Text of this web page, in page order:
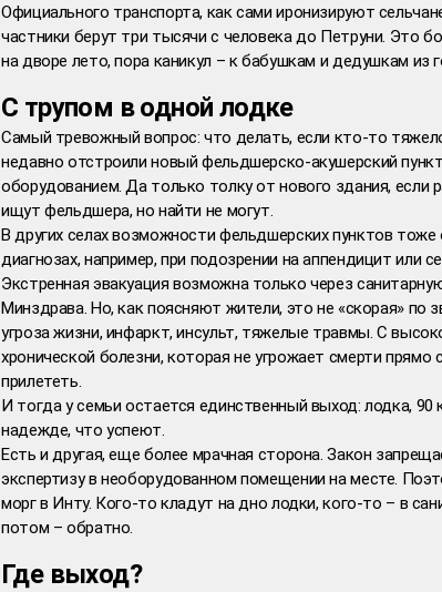
Официального транспорта, как сами иронизируют
частники берут три тысячи с человека до Петруни. Это
на дворе лето, пора каникул – к бабушкам и дедушкам из
С трупом в одной лодке
Самый тревожный вопрос: что делать, если кто-то
недавно отстроили новый фельдшерско-акушерский
оборудованием. Да только толку от нового здания,
ищут фельдшера, но найти не могут.
В других селах возможности фельдшерских пунктов
диагнозах, например, при подозрении на аппендицит или
Экстренная эвакуация возможна только через
Минздрава. Но, как поясняют жители, это не «скорая» по
угроза жизни, инфаркт, инсульт, тяжелые травмы. С
хронической болезни, которая не угрожает смерти прямо
прилететь.
И тогда у семьи остается единственный выход: лодка,
надежде, что успеют.
Есть и другая, еще более мрачная сторона. Закон
экспертизу в необорудованном помещении на месте.
морг в Инту. Кого-то кладут на дно лодки, кого-то – в
потом – обратно.
Где выход?